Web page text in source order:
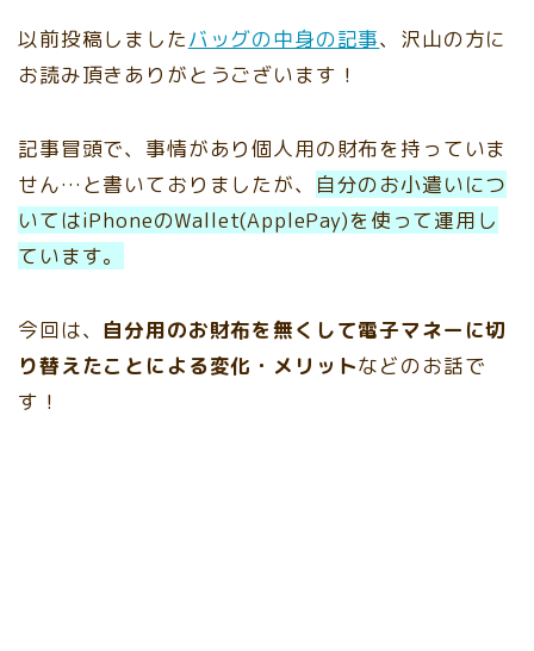
以前投稿しましたバッグの中身の記事、沢山の方に
お読み頂きありがとうございます！
記事冒頭で、事情があり個人用の財布を持っていま
せん…と書いておりましたが、 自分のお小遣いにつ
いてはiPhoneのWallet(ApplePay)を使って運用し
ています。
今回は、 自分用のお財布を無くして電子マネーに切
り替えたことによる変化・メリットなどのお話で
す！